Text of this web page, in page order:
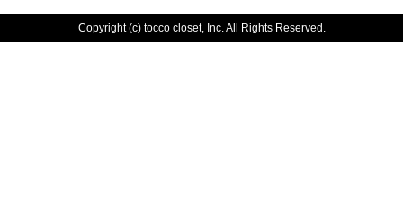
Copyright (c) tocco closet, Inc. All Rights Reserved.